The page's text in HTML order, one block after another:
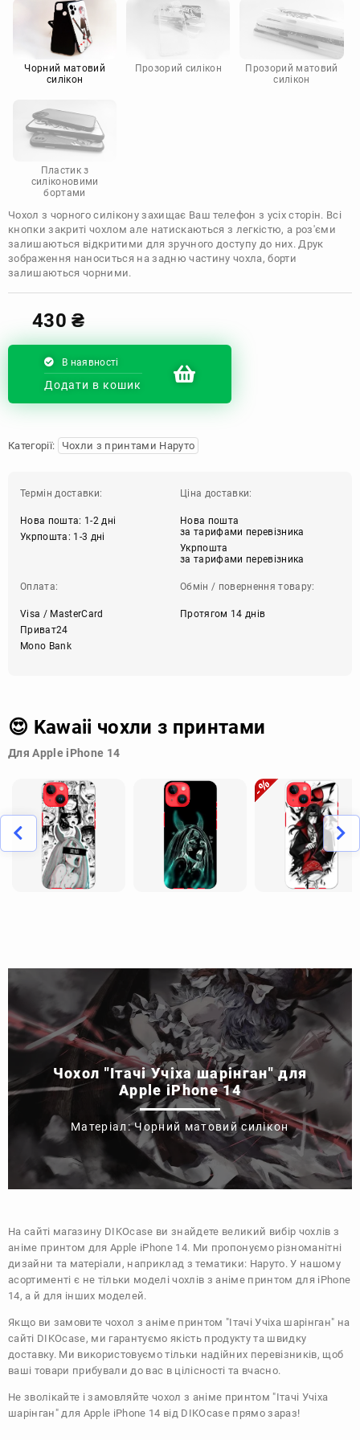
Motorola
Чорний матовий
силікон
Прозорий силікон
Прозорий матовий
силікон
Пластик з
силіконовими
бортами
Чохол з чорного силікону захищає Ваш телефон з усіх сторін. Всі
кнопки закриті чохлом але натискаються з легкістю, а роз'єми
залишаються відкритими для зручного доступу до них. Друк
зображення наноситься на задню частину чохла, борти
залишаються чорними.
430₴
В наявності
Додати в кошик
Категорії: Чохли з принтами Наруто
Термін доставки:
Нова пошта: 1-2 дні
Укрпошта: 1-3 дні
Ціна доставки:
Нова пошта
за тарифами перевізника
Укрпошта
за тарифами перевізника
Оплата:
Visa / MasterCard
Приват24
Mono Bank
Обмін / повернення товару:
Протягом 14 днів
😍 Kawaii чохли з принтами
Для Apple iPhone 14
Чохол "Ітачі Учіха шарінган" для
Apple iPhone 14
Матеріал: Чорний матовий силікон
На сайті магазину DIKOcase ви знайдете великий вибір чохлів з
аніме принтом для Apple iPhone 14. Ми пропонуємо різноманітні
дизайни та матеріали, наприклад з тематики: Наруто. У нашому
асортименті є не тільки моделі чохлів з аніме принтом для iPhone
14, а й для інших моделей.
Якщо ви замовите чохол з аніме принтом "Ітачі Учіха шарінган" на
сайті DIKOcase, ми гарантуємо якість продукту та швидку
доставку. Ми використовуємо тільки надійних перевізників, щоб
ваші товари прибували до вас в цілісності та вчасно.
Не зволікайте і замовляйте чохол з аніме принтом "Ітачі Учіха
шарінган" для Apple iPhone 14 від DIKOcase прямо зараз!